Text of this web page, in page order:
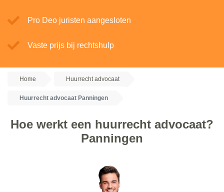
Pro Deo juristen aangesloten
Vaste prijs bij rechtshulp
Home Huurrecht advocaat
Huurrecht advocaat Panningen
Hoe werkt een huurrecht advocaat?
Panningen